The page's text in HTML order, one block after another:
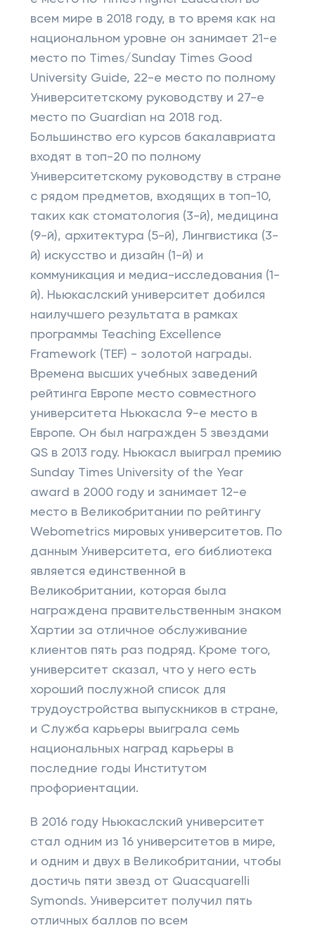
всем мире в 2018 году, в то время как на
национальном уровне он занимает 21-е
место по Times/Sunday Times Good
University Guide, 22-е место по полному
Университетскому руководству и 27-е
место по Guardian на 2018 год.
Большинство его курсов бакалавриата
входят в топ-20 по полному
Университетскому руководству в стране
с рядом предметов, входящих в топ-10,
таких как стоматология (3-й), медицина
(9-й), архитектура (5-й), Лингвистика (3-
й) искусство и дизайн (1-й) и
коммуникация и медиа-исследования (1-
й). Ньюкаслский университет добился
наилучшего результата в рамках
программы Teaching Excellence
Framework (TEF) - золотой награды.
Времена высших учебных заведений
рейтинга Европе место совместного
университета Ньюкасла 9-е место в
Европе. Он был награжден 5 звездами
QS в 2013 году. Ньюкасл выиграл премию
Sunday Times University of the Year
award в 2000 году и занимает 12-е
место в Великобритании по рейтингу
Webometrics мировых университетов. По
данным Университета, его библиотека
является единственной в
Великобритании, которая была
награждена правительственным знаком
Хартии за отличное обслуживание
клиентов пять раз подряд. Кроме того,
университет сказал, что у него есть
хороший послужной список для
трудоустройства выпускников в стране,
и Служба карьеры выиграла семь
национальных наград карьеры в
последние годы Институтом
профориентации.
В 2016 году Ньюкаслский университет
стал одним из 16 университетов в мире,
и одним и двух в Великобритании, чтобы
достичь пяти звезд от Quacquarelli
Symonds. Университет получил пять
отличных баллов по всем